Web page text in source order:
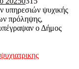
υπηρεσιών ψυχικής
πρόληψης,
ο Δήμος
ψυχιατρικης